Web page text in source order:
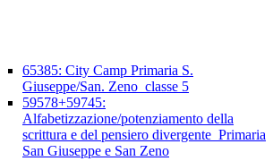
65385: City Camp Primaria S.
Giuseppe/San. Zeno_classe 5
59578+59745:
Alfabetizzazione/potenziamento della
scrittura e del pensiero divergente_Primaria
San Giuseppe e San Zeno